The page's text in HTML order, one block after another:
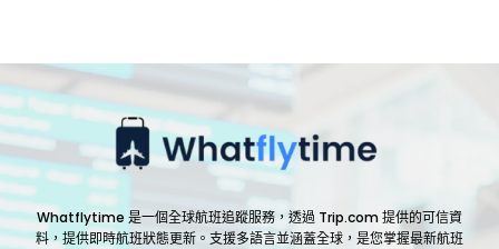
Whatflytime 是一個全球航班追蹤服務，透過 Trip.com 提供的可信資
料，提供即時航班狀態更新。支援多語言並涵蓋全球，是您掌握最新航班